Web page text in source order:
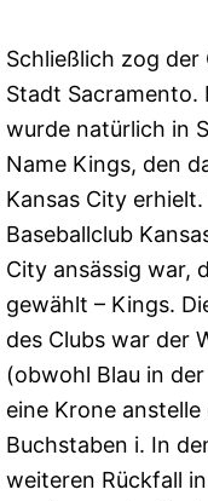
Schließlich zog der
Stadt
wurde natürlich in
Name Kings, den
Kansas City
Baseballclub
City ansässig war,
gewählt – Kings.
des Clubs war der
(obwohl Blau in
eine Krone
Buchstaben i. In
weiteren Rückfall